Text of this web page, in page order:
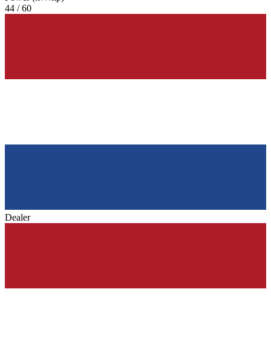
44 / 60
Dealer